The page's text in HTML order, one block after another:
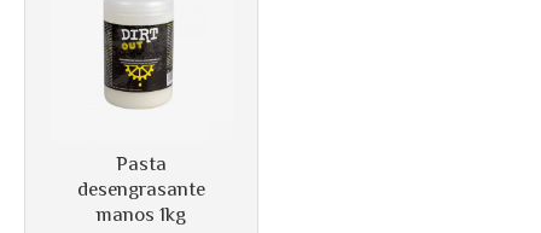
Pasta
desengrasante
manos 1kg
Más info